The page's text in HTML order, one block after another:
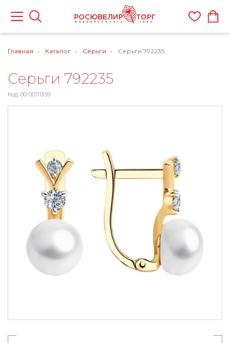
Главная Каталог Серьги Серьги 792235
Серьги 792235
Код: 00-00111359